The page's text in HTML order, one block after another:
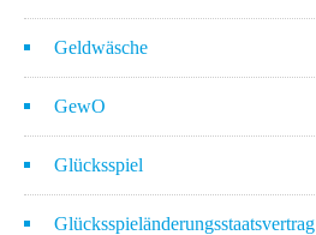
Geldwäsche
GewO
Glücksspiel
Glücksspieländerungsstaatsvertrag